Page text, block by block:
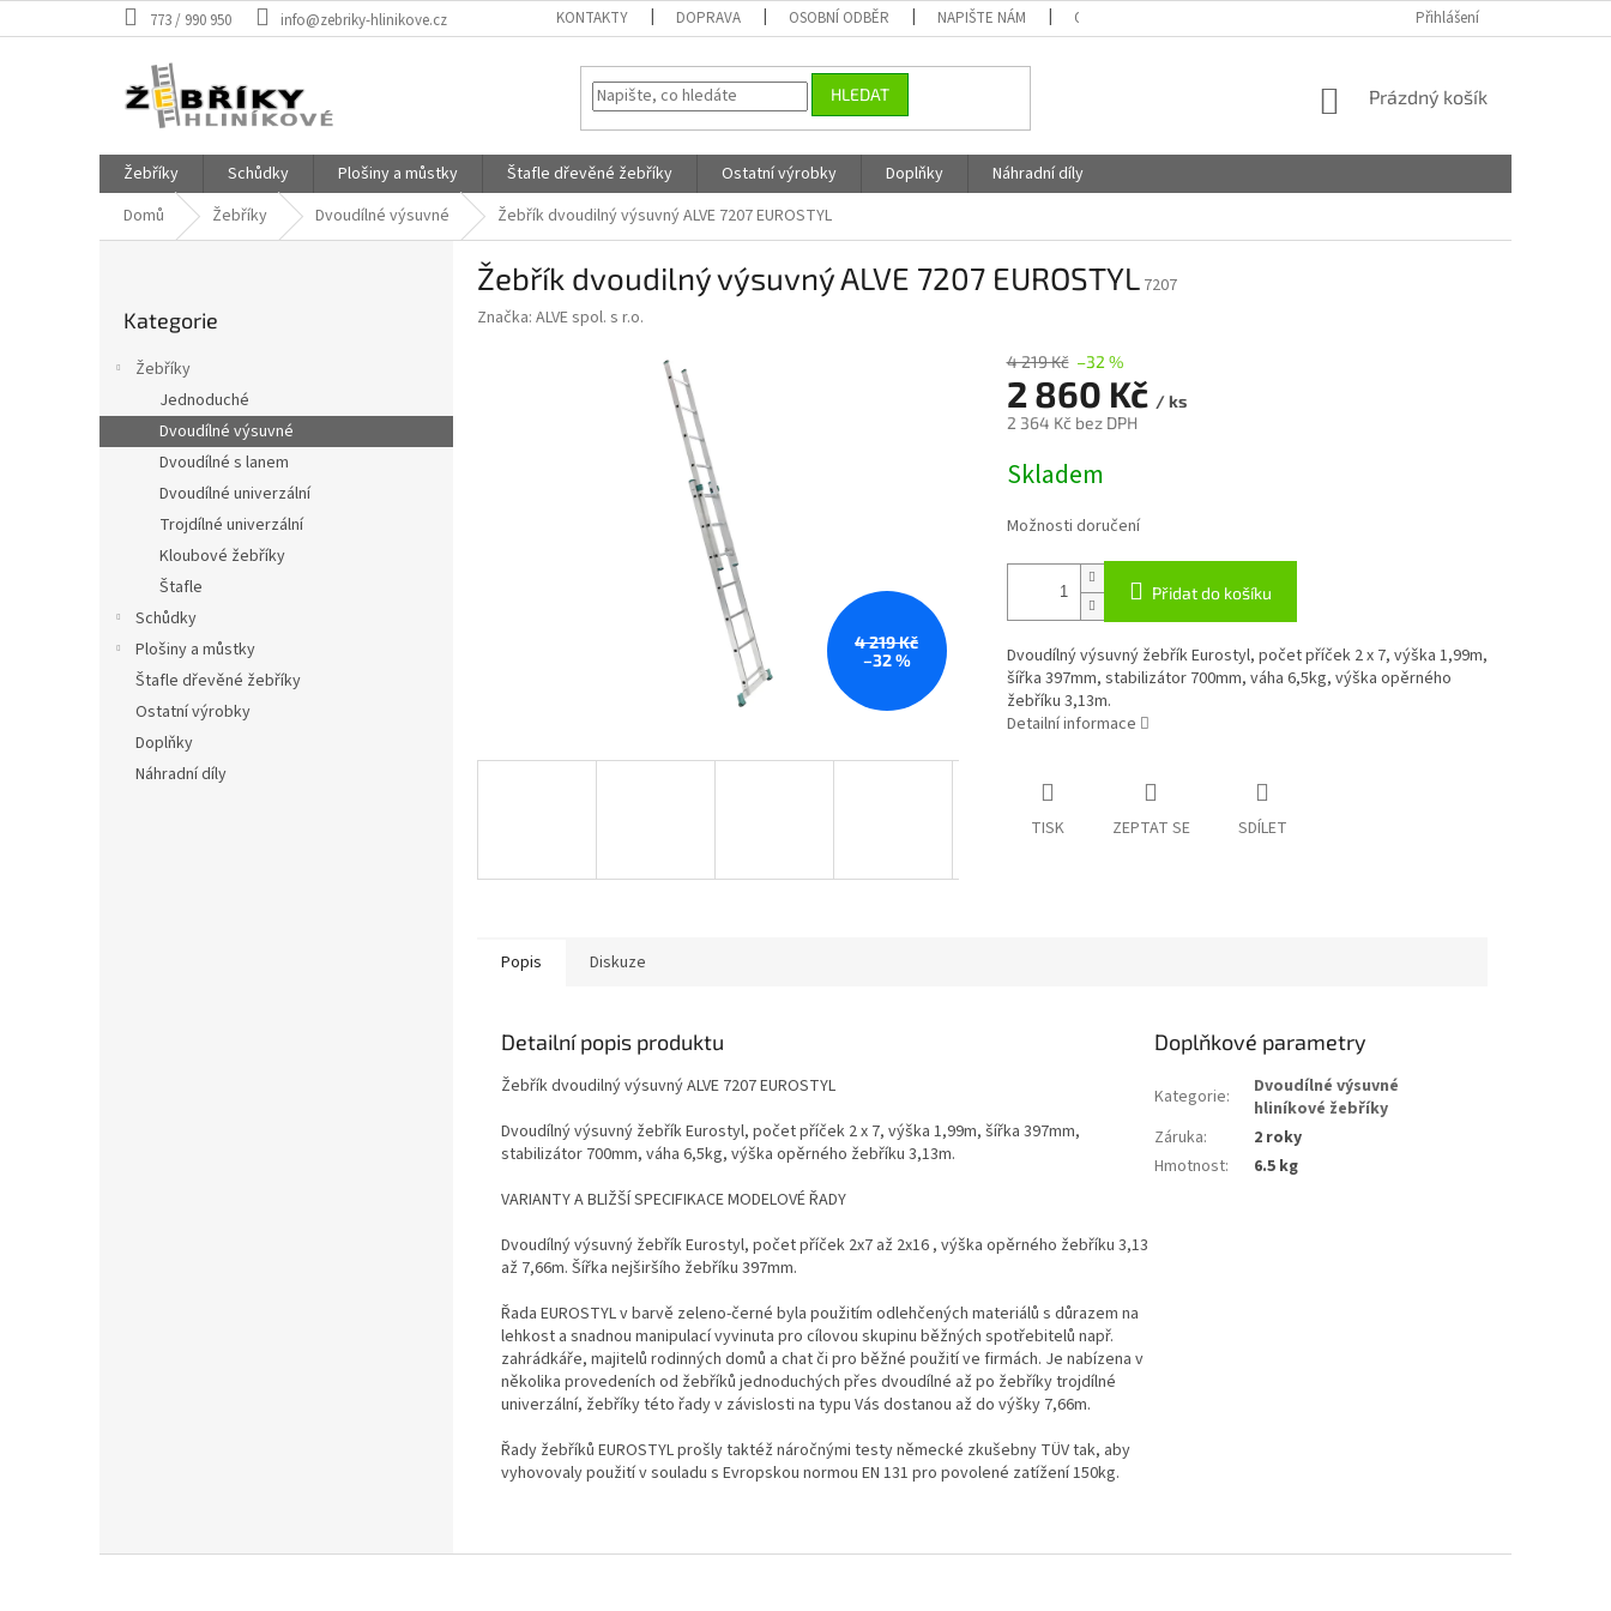
na
773 / 990 950 info@zebriky-hlinikove.cz KONTAKTY DOPRAVA OSOBNÍ ODBĚR NAPIŠTE NÁM OBCHODNÍ PODMÍNKY PODMÍNKY OCHRANY OSOBNÍCH ÚDAJŮ
Přihlášení
HLEDAT
NÁKUPNÍ
Prázdný košík
Žebříky Schůdky Plošiny a můstky Štafle dřevěné žebříky Ostatní výrobky Doplňky
Náhradní díly
Domů
Žebříky Dvoudílné výsuvné Žebřík dvoudilný výsuvný ALVE 7207 EUROSTYL
n
kategorie
Kategorie
Žebříky
Jednoduché
Dvoudílné výsuvné
Dvoudílné s lanem
Dvoudílné univerzální
Trojdílné univerzální
Kloubové žebříky
Štafle
Schůdky
Plošiny a můstky
Štafle dřevěné žebříky
Ostatní výrobky
Doplňky
Náhradní díly
Žebřík dvoudilný výsuvný ALVE 7207 EUROSTYL 7207
Značka: ALVE spol. s r.o.
4 219 Kč
–32 %
4 219 Kč –32 %
2 860 Kč / ks
2 364 Kč bez DPH
cena:
Skladem
Možnosti doručení
Přidat do košíku
Dvoudílný výsuvný žebřík Eurostyl, počet příček 2 x 7, výška 1,99m,
šířka 397mm, stabilizátor 700mm, váha 6,5kg, výška opěrného
žebříku 3,13m.
Detailní informace
TISK ZEPTAT SE SDÍLET
Popis Diskuze
Detailní popis produktu
Žebřík dvoudilný výsuvný ALVE 7207 EUROSTYL
Dvoudílný výsuvný žebřík Eurostyl, počet příček 2 x 7, výška 1,99m, šířka 397mm,
stabilizátor 700mm, váha 6,5kg, výška opěrného žebříku 3,13m.
VARIANTY A BLIŽŠÍ SPECIFIKACE MODELOVÉ ŘADY
Dvoudílný výsuvný žebřík Eurostyl, počet příček 2x7 až 2x16 , výška opěrného žebříku 3,13
až 7,66m. Šířka nejširšího žebříku 397mm.
Řada EUROSTYL v barvě zeleno-černé byla použitím odlehčených materiálů s důrazem na
lehkost a snadnou manipulací vyvinuta pro cílovou skupinu běžných spotřebitelů např.
zahrádkáře, majitelů rodinných domů a chat či pro běžné použití ve firmách. Je nabízena v
několika provedeních od žebříků jednoduchých přes dvoudílné až po žebříky trojdílné
univerzální, žebříky této řady v závislosti na typu Vás dostanou až do výšky 7,66m.
Řady žebříků EUROSTYL prošly taktéž náročnými testy německé zkušebny TÜV tak, aby
vyhovovaly použití v souladu s Evropskou normou EN 131 pro povolené zatížení 150kg.
Doplňkové parametry
Kategorie:
Dvoudílné výsuvné
hliníkové žebříky
Záruka:
2 roky
Hmotnost: 6.5 kg